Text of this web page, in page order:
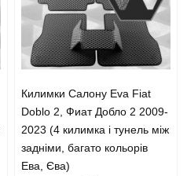
Килимки Салону Eva Fiat
Doblo 2, Фиат Добло 2 2009-
2023 (4 килимка і тунель між
задніми, багато кольорів
Ева, Єва)